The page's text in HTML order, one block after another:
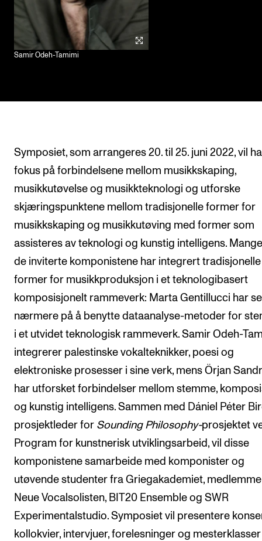
Samir Odeh-Tamimi
Symposiet, som arrangeres 20. til 25. juni 2022, vil ha
fokus på forbindelsene mellom musikkskaping,
musikkutøvelse og musikkteknologi og utforske
skjæringspunktene mellom tradisjonelle former for
musikkskaping og musikkutøving med former som
assisteres av teknologi og kunstig intelligens.
de inviterte komponistene har integrert tradisjonelle
former for musikkproduksjon i et teknologibasert
komposisjonelt rammeverk: Marta Gentillucci har
nærmere på å benytte dataanalyse-metoder for
i et utvidet teknologisk rammeverk. Samir Odeh-
integrerer palestinske vokalteknikker, poesi og
elektroniske prosesser i sine verk, mens Örjan
har utforsket forbindelser mellom stemme,
og kunstig intelligens. Sammen med Dániel Péter
prosjektleder for Sounding Philosophy-prosjektet
Program for kunstnerisk utviklingsarbeid, vil disse
komponistene samarbeide med komponister og
utøvende studenter fra Griegakademiet,
Neue Vocalsolisten, BIT20 Ensemble og SWR
Experimentalstudio. Symposiet vil presentere
kollokvier, intervjuer, forelesninger og